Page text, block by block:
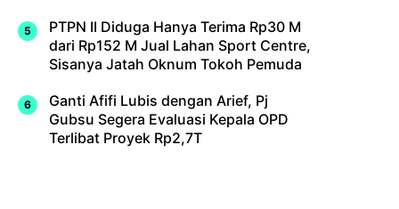
PTPN II Diduga Hanya Terima Rp30 M
dari Rp152 M Jual Lahan Sport Centre,
Sisanya Jatah Oknum Tokoh Pemuda
Ganti Afifi Lubis dengan Arief, Pj
Gubsu Segera Evaluasi Kepala OPD
Terlibat Proyek Rp2,7T